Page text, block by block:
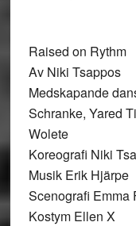
Raised on Rythm
Av Niki Tsappos
Medskapande
Schranke, Yared
Wolete
Koreografi Niki
Musik Erik Hjärpe
Scenografi Emma
Kostym Ellen X